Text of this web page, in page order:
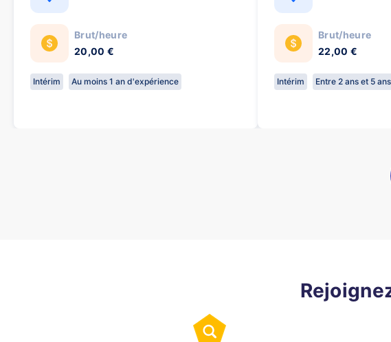
Brut/heure
20,00 €
Intérim Au moins 1 an d'expérience
Brut/heure
22,00 €
Intérim Entre 2 ans et 5